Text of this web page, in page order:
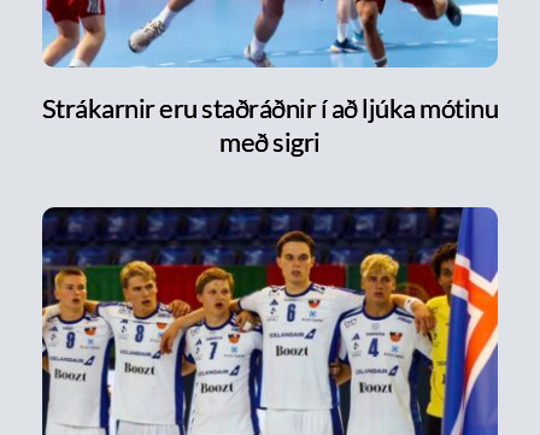
Strákarnir eru staðráðnir í að ljúka mótinu
með sigri